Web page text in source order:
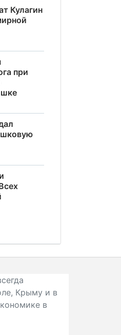
Кулагин
при
Крыму и в
в